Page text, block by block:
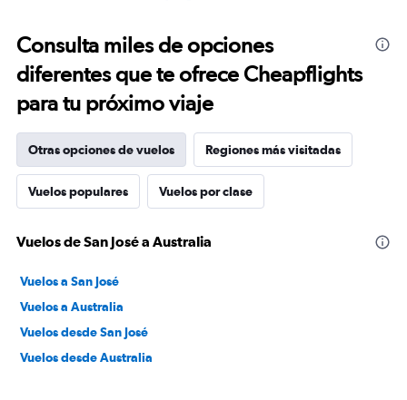
Consulta miles de opciones
diferentes que te ofrece Cheapflights
para tu próximo viaje
Otras opciones de vuelos Regiones más visitadas
Vuelos populares Vuelos por clase
Vuelos de San José a Australia
Vuelos a San José
Vuelos a Australia
Vuelos desde San José
Vuelos desde Australia